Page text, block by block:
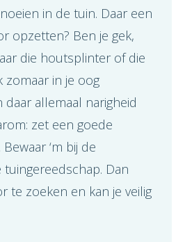
in de tuin. Daar een
opzetten? Ben je gek,
die houtsplinter of die
zomaar in je oog
allemaal narigheid
zet een goede
‘m bij de
Dan
te zoeken en kan je veilig